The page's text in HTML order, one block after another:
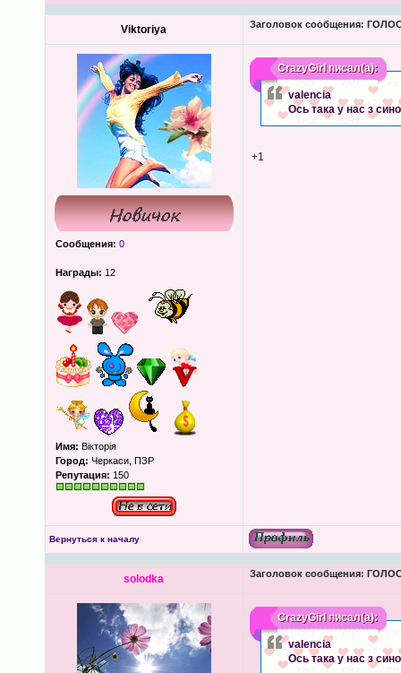
Viktoriya Заголовок сообщения:
Сообщения: 0
Награды: 12
Имя: Вікторія
Город: Черкаси, ПЗР
Репутация: 150
CrazyGirlписал(а):
valencіа
Ось така у нас з
+1
Вернуться к началу
solodka Заголовок сообщения:
CrazyGirlписал(а):
valencіа
Ось така у нас з